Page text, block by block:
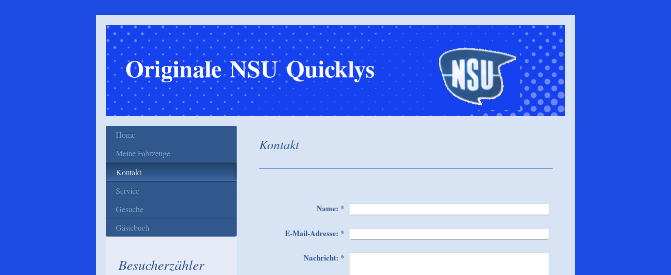
Originale NSU Quicklys
Kontakt
Name: *
E-Mail-Adresse: *
Nachricht: *
Home
Meine Fahrzeuge
Kontakt
Service
Gesuche
Gästebuch
Besucherzähler